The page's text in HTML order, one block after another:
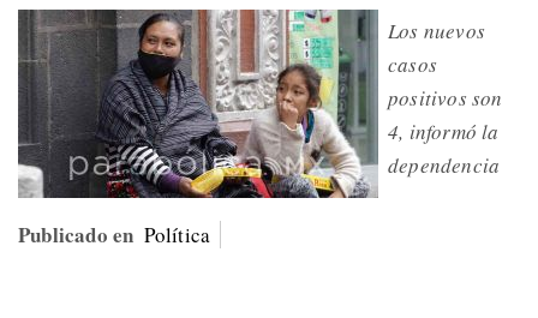
Los nuevos
casos
positivos son
4, informó la
dependencia
Publicado en Política